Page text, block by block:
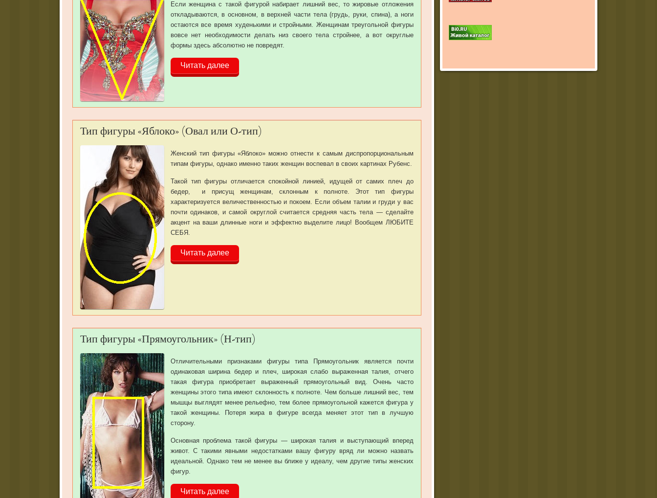
Если женщина с такой фигурой набирает лишний вес, то жировые отложения
откладываются, в основном, в верхней части тела (грудь, руки, спина), а ноги
остаются все время худенькими и стройными. Женщинам треугольной фигуры
вовсе нет необходимости делать низ своего тела стройнее, а вот округлые
формы здесь абсолютно не повредят.
Читать далее
Тип фигуры «Яблоко» (Овал или О-тип)
Женский тип фигуры «Яблоко» можно отнести к самым диспропорциональным
типам фигуры, однако именно таких женщин воспевал в своих картинах Рубенс.
Такой тип фигуры отличается спокойной линией, идущей от самих плеч до
бедер, и присущ женщинам, склонным к полноте. Этот тип фигуры
характеризуется величественностью и покоем. Если объем талии и груди у вас
почти одинаков, и самой округлой считается средняя часть тела — сделайте
акцент на ваши длинные ноги и эффектно выделите лицо! Вообщем ЛЮБИТЕ
СЕБЯ.
Читать далее
Тип фигуры «Прямоугольник» (Н-тип)
Отличительными признаками фигуры типа Прямоугольник является почти
одинаковая ширина бедер и плеч, широкая слабо выраженная талия, отчего
такая фигура приобретает выраженный прямоугольный вид. Очень часто
женщины этого типа имеют склонность к полноте. Чем больше лишний вес, тем
мышцы выглядят менее рельефно, тем более прямоугольной кажется фигура у
такой женщины. Потеря жира в фигуре всегда меняет этот тип в лучшую
сторону.
Основная проблема такой фигуры — широкая талия и выступающий вперед
живот. С такими явными недостатками вашу фигуру вряд ли можно назвать
идеальной. Однако тем не менее вы ближе у идеалу, чем другие типы женских
фигур.
Читать далее